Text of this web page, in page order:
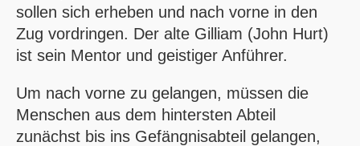
sollen sich erheben und nach vorne in den
Zug vordringen. Der alte Gilliam (John Hurt)
ist sein Mentor und geistiger Anführer.
Um nach vorne zu gelangen, müssen die
Menschen aus dem hintersten Abteil
zunächst bis ins Gefängnisabteil gelangen,